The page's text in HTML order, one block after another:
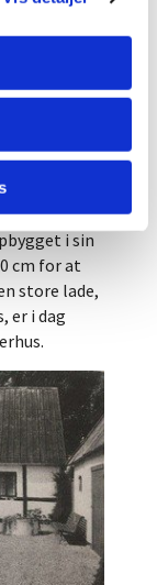
Kirsten og
stod endnu
og
mod
i sin
cm for at
store lade,
er i dag